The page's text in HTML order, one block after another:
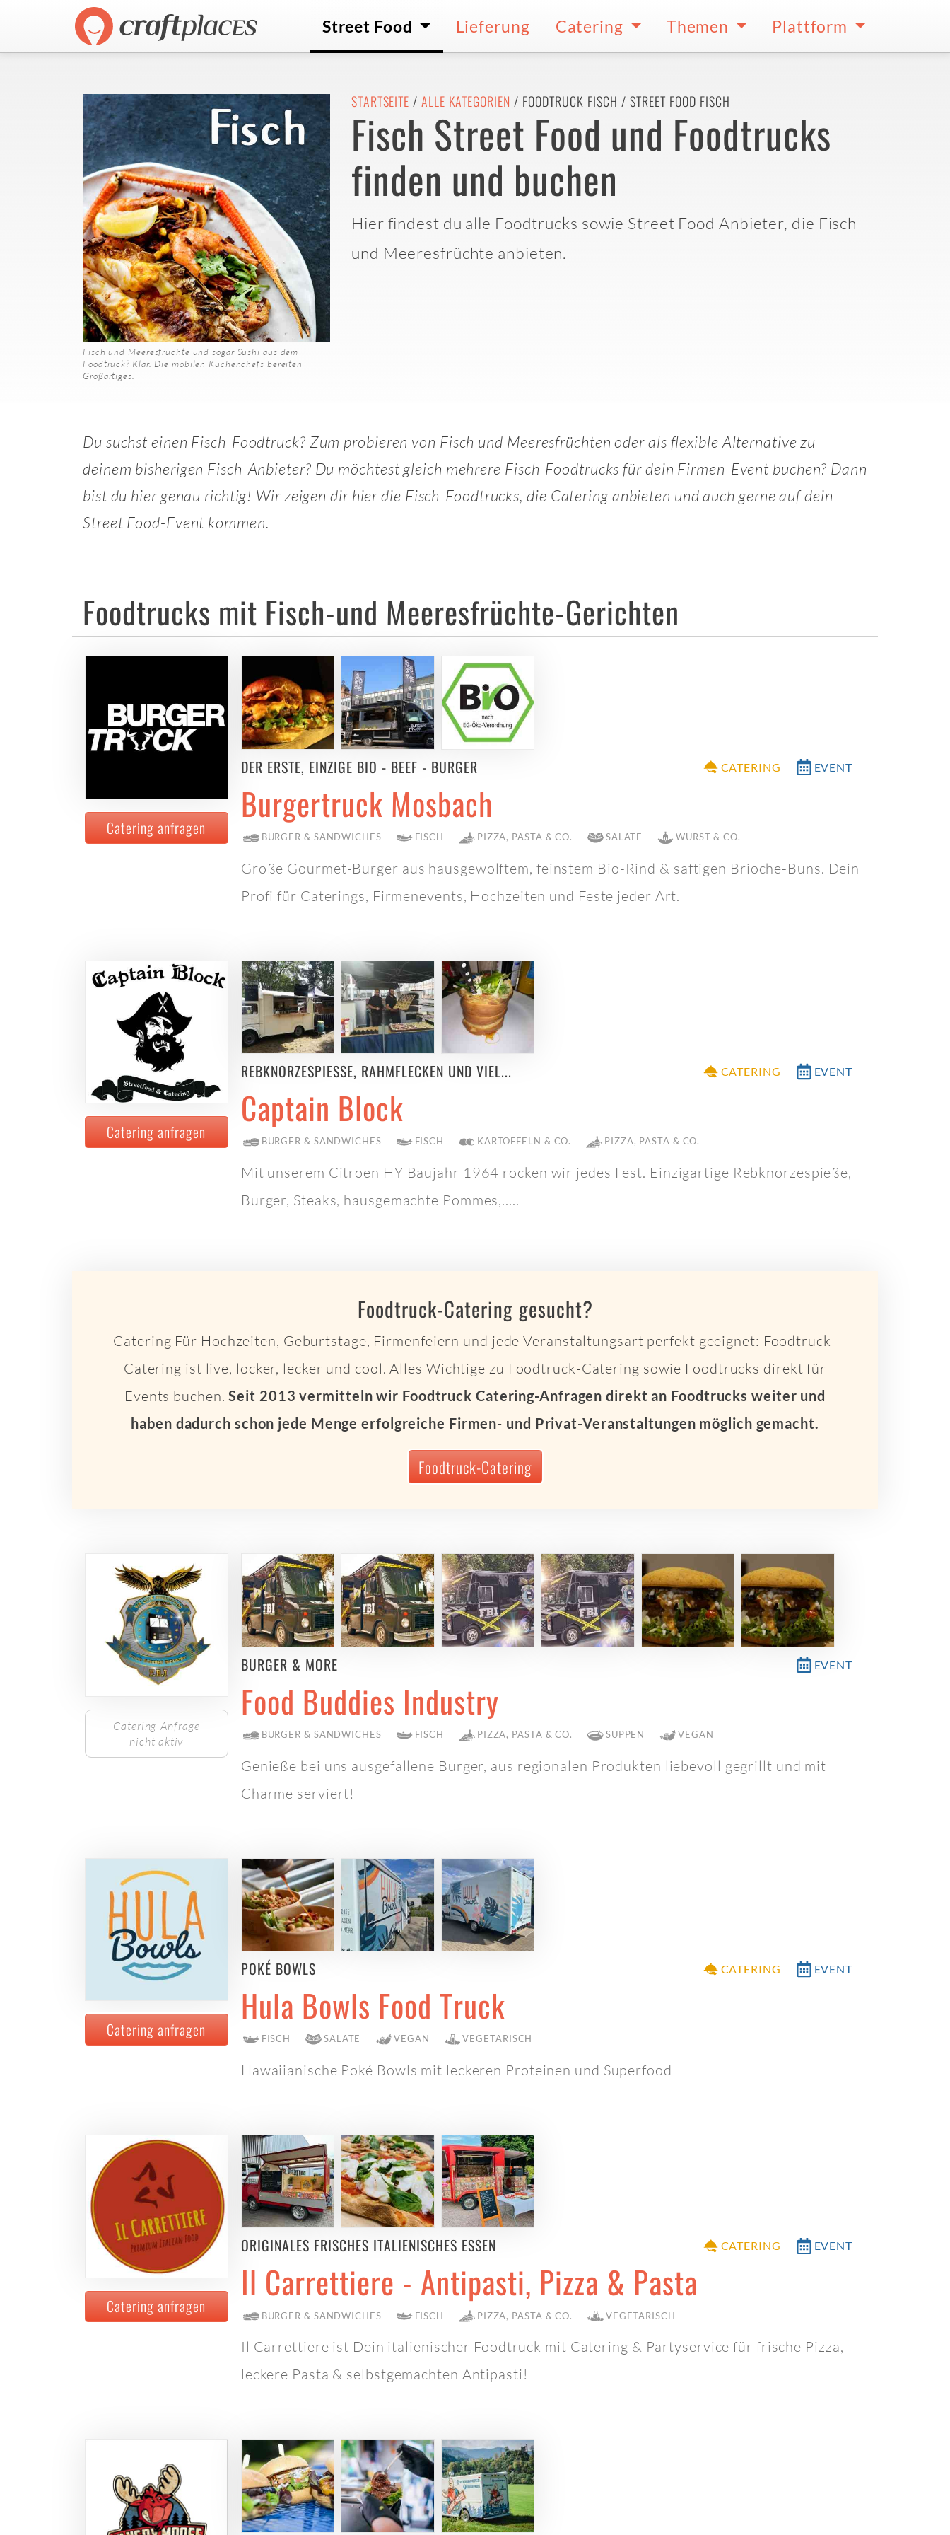
Street Food Lieferung Catering Themen Plattform
Fisch und Meeresfrüchte und sogar Sushi aus dem
Foodtruck? Klar. Die mobilen Küchenchefs bereiten
Großartiges.
STARTSEITE / ALLE KATEGORIEN / FOODTRUCK FISCH / STREET FOOD FISCH
Fisch Street Food und Foodtrucks
finden und buchen
Hier findest du alle Foodtrucks sowie Street Food Anbieter, die Fisch
und Meeresfrüchte anbieten.
Du suchst einen Fisch-Foodtruck? Zum probieren von Fisch und Meeresfrüchten oder als flexible Alternative zu
deinem bisherigen Fisch-Anbieter? Du möchtest gleich mehrere Fisch-Foodtrucks für dein Firmen-Event buchen? Dann
bist du hier genau richtig! Wir zeigen dir hier die Fisch-Foodtrucks, die Catering anbieten und auch gerne auf dein
Street Food-Event kommen.
Foodtrucks mit Fisch-und Meeresfrüchte-Gerichten
Catering anfragen
DER ERSTE, EINZIGE BIO - BEEF - BURGER CATERING EVENT
Burgertruck Mosbach
BURGER & SANDWICHES FISCH PIZZA, PASTA & CO. SALATE WURST & CO.
Große Gourmet-Burger aus hausgewolftem, feinstem Bio-Rind & saftigen Brioche-Buns. Dein
Profi für Caterings, Firmenevents, Hochzeiten und Feste jeder Art.
Catering anfragen
REBKNORZESPIESSE, RAHMFLECKEN UND VIEL... CATERING EVENT
Captain Block
BURGER & SANDWICHES FISCH KARTOFFELN & CO. PIZZA, PASTA & CO.
Mit unserem Citroen HY Baujahr 1964 rocken wir jedes Fest. Einzigartige Rebknorzespieße,
Burger, Steaks, hausgemachte Pommes,.....
Foodtruck-Catering gesucht?
Catering Für Hochzeiten, Geburtstage, Firmenfeiern und jede Veranstaltungsart perfekt geeignet: Foodtruck-
Catering ist live, locker, lecker und cool. Alles Wichtige zu Foodtruck-Catering sowie Foodtrucks direkt für
Events buchen.Seit 2013 vermitteln wir Foodtruck Catering-Anfragen direkt an Foodtrucks weiter und
haben dadurch schon jede Menge erfolgreiche Firmen- und Privat-Veranstaltungen möglich gemacht.
Foodtruck-Catering
Catering-Anfrage
nicht aktiv
BURGER & MORE EVENT
Food Buddies Industry
BURGER & SANDWICHES FISCH PIZZA, PASTA & CO. SUPPEN VEGAN
Genieße bei uns ausgefallene Burger, aus regionalen Produkten liebevoll gegrillt und mit
Charme serviert!
Catering anfragen
POKÉ BOWLS CATERING EVENT
Hula Bowls Food Truck
FISCH SALATE VEGAN VEGETARISCH
Hawaiianische Poké Bowls mit leckeren Proteinen und Superfood
Catering anfragen
ORIGINALES FRISCHES ITALIENISCHES ESSEN CATERING EVENT
Il Carrettiere - Antipasti, Pizza & Pasta
BURGER & SANDWICHES FISCH PIZZA, PASTA & CO. VEGETARISCH
Il Carrettiere ist Dein italienischer Foodtruck mit Catering & Partyservice für frische Pizza,
leckere Pasta & selbstgemachten Antipasti!